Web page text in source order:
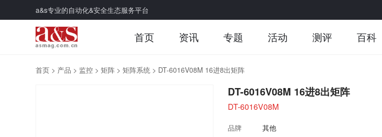
a&s专业的自动化&安全生态服务平台
首页 资讯 专题 活动 测评 百科
首页 > 产品 > 监控 > 矩阵 > 矩阵系统 > DT-6016V08M 16进8出矩阵
DT-6016V08M 16进8出矩阵
DT-6016V08M
品牌
其他